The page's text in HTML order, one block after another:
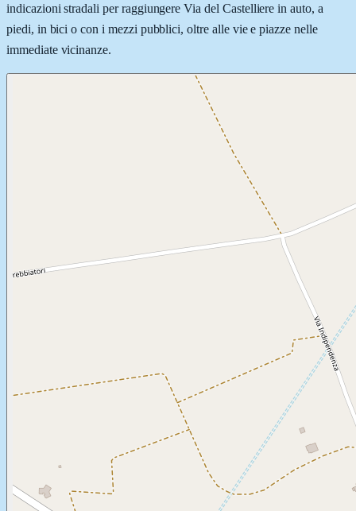
indicazioni stradali per raggiungere Via del Castelliere in auto, a
piedi, in bici o con i mezzi pubblici, oltre alle vie e piazze nelle
immediate vicinanze.